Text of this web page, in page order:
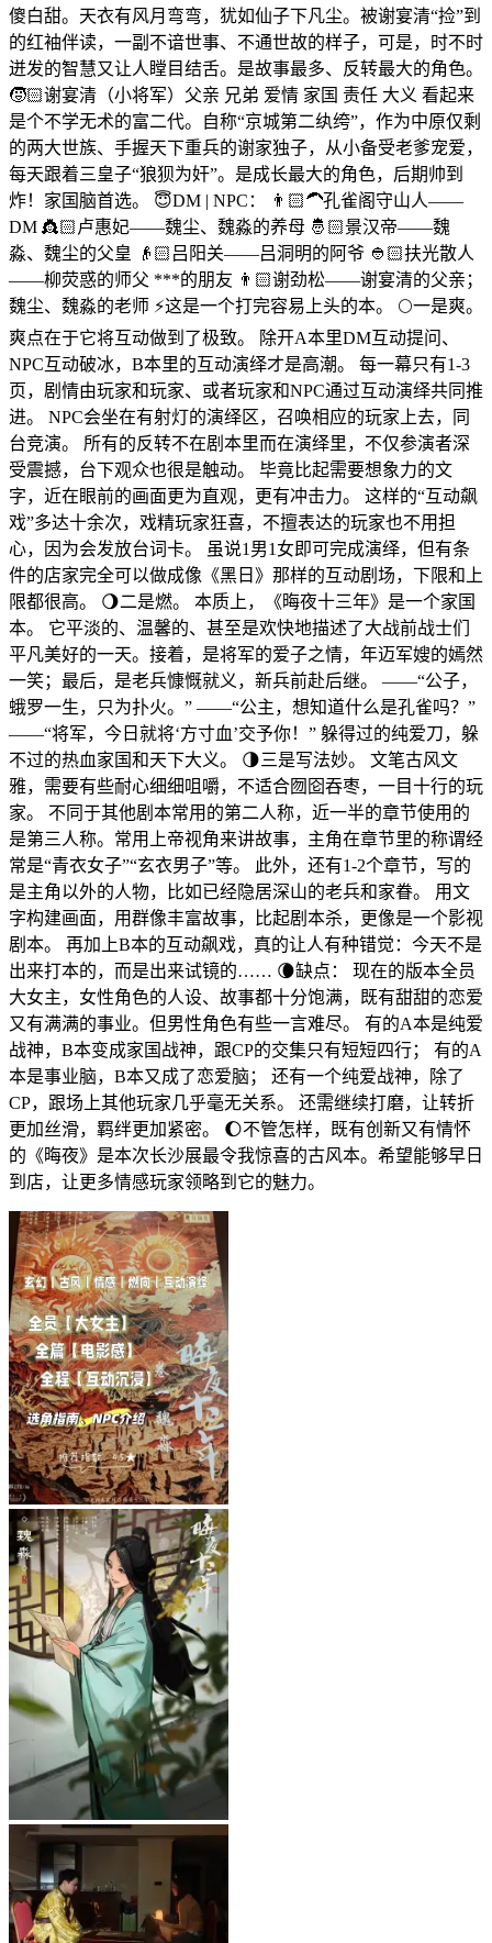
傻白甜。天衣有风月弯弯，犹如仙子下凡尘。被谢宴清“捡”到
的红袖伴读，一副不谙世事、不通世故的样子，可是，时不时
迸发的智慧又让人瞠目结舌。是故事最多、反转最大的角色。
🧒🏻谢宴清（小将军）父亲 兄弟 爱情 家国 责任 大义 看起来
是个不学无术的富二代。自称“京城第二纨绔”，作为中原仅剩
的两大世族、手握天下重兵的谢家独子，从小备受老爹宠爱，
每天跟着三皇子“狼狈为奸”。是成长最大的角色，后期帅到
炸！家国脑首选。 😇DM | NPC： 👨🏻‍🦱孔雀阁守山人——
DM 👸🏻卢惠妃——魏尘、魏淼的养母 🤴🏻景汉帝——魏
淼、魏尘的父皇 👴🏻吕阳关——吕洞明的阿爷 👲🏻扶光散人
——柳荧惑的师父 ***的朋友 👨🏻谢劲松——谢宴清的父亲；
魏尘、魏淼的老师 ⚡这是一个打完容易上头的本。 🌕一是爽。
爽点在于它将互动做到了极致。 除开A本里DM互动提问、
NPC互动破冰，B本里的互动演绎才是高潮。 每一幕只有1-3
页，剧情由玩家和玩家、或者玩家和NPC通过互动演绎共同推
进。 NPC会坐在有射灯的演绎区，召唤相应的玩家上去，同
台竞演。 所有的反转不在剧本里而在演绎里，不仅参演者深
受震撼，台下观众也很是触动。 毕竟比起需要想象力的文
字，近在眼前的画面更为直观，更有冲击力。 这样的“互动飙
戏”多达十余次，戏精玩家狂喜，不擅表达的玩家也不用担
心，因为会发放台词卡。 虽说1男1女即可完成演绎，但有条
件的店家完全可以做成像《黑日》那样的互动剧场，下限和上
限都很高。 🌖二是燃。 本质上，《晦夜十三年》是一个家国
本。 它平淡的、温馨的、甚至是欢快地描述了大战前战士们
平凡美好的一天。接着，是将军的爱子之情，年迈军嫂的嫣然
一笑；最后，是老兵慷慨就义，新兵前赴后继。 ——“公子，
蛾罗一生，只为扑火。” ——“公主，想知道什么是孔雀吗？”
——“将军，今日就将‘方寸血’交予你！” 躲得过的纯爱刀，躲
不过的热血家国和天下大义。 🌗三是写法妙。 文笔古风文
雅，需要有些耐心细细咀嚼，不适合囫囵吞枣，一目十行的玩
家。 不同于其他剧本常用的第二人称，近一半的章节使用的
是第三人称。常用上帝视角来讲故事，主角在章节里的称谓经
常是“青衣女子”“玄衣男子”等。 此外，还有1-2个章节，写的
是主角以外的人物，比如已经隐居深山的老兵和家眷。 用文
字构建画面，用群像丰富故事，比起剧本杀，更像是一个影视
剧本。 再加上B本的互动飙戏，真的让人有种错觉：今天不是
出来打本的，而是出来试镜的…… 🌘缺点： 现在的版本全员
大女主，女性角色的人设、故事都十分饱满，既有甜甜的恋爱
又有满满的事业。但男性角色有些一言难尽。 有的A本是纯爱
战神，B本变成家国战神，跟CP的交集只有短短四行； 有的A
本是事业脑，B本又成了恋爱脑； 还有一个纯爱战神，除了
CP，跟场上其他玩家几乎毫无关系。 还需继续打磨，让转折
更加丝滑，羁绊更加紧密。 🌔不管怎样，既有创新又有情怀
的《晦夜》是本次长沙展最令我惊喜的古风本。希望能够早日
到店，让更多情感玩家领略到它的魅力。